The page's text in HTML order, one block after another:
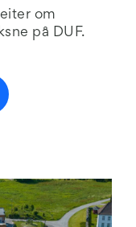
om
på DUF.